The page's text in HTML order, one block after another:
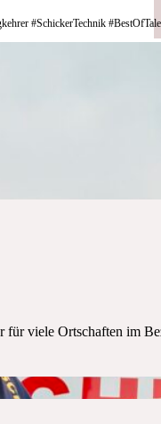
#SchickerTechnik
für viele Ortschaften im